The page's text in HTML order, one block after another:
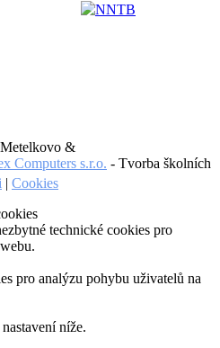
NNTB
&
Computers s.r.o. - Tvorba školních
| Cookies
technické cookies pro
pro analýzu pohybu uživatelů na
níže.